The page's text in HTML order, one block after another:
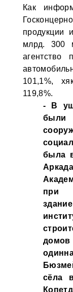
Как
продукции
млрд. 300
агентство
101,1%,
119,8%.
- В
были
была
при
домов
сёла